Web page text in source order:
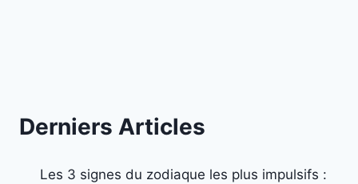
Derniers Articles
Les 3 signes du zodiaque les plus impulsifs :